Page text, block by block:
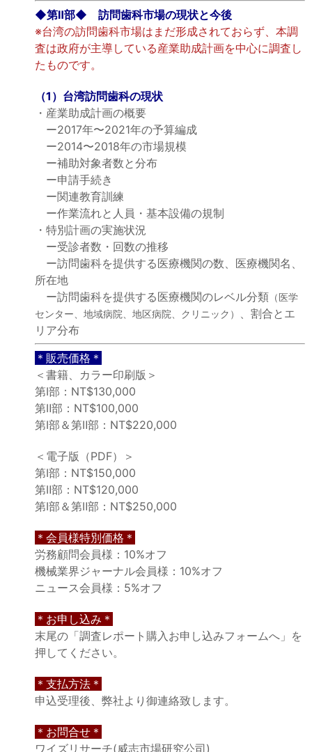
◆第Ⅱ部◆ 訪問歯科市場の現状と今後
※台湾の訪問歯科市場はまだ形成されておらず、本調
査は政府が主導している産業助成計画を中心に調査し
たものです。
（1）台湾訪問歯科の現状
・産業助成計画の概要
ー2017年〜2021年の予算編成
ー2014〜2018年の市場規模
ー補助対象者数と分布
ー申請手続き
ー関連教育訓練
ー作業流れと人員・基本設備の規制
・特別計画の実施状況
ー受診者数・回数の推移
ー訪問歯科を提供する医療機関の数、医療機関名、
所在地
ー訪問歯科を提供する医療機関のレベル分類 （医学
センター、地域病院、地区病院、クリニック）
、割合とエ
リア分布
＊販売価格＊
＜書籍、カラー印刷版＞
第Ⅰ部：NT$130,000
第Ⅱ部：NT$100,000
第Ⅰ部＆第Ⅱ部：NT$220,000
＜電子版（PDF）＞
第Ⅰ部：NT$150,000
第Ⅱ部：NT$120,000
第Ⅰ部＆第Ⅱ部：NT$250,000
＊会員様特別価格＊
労務顧問会員様：10%オフ
機械業界ジャーナル会員様：10%オフ
ニュース会員様：5%オフ
＊お申し込み＊
末尾の「調査レポート購入お申し込みフォームへ」を
押してください。
＊支払方法＊
申込受理後、弊社より御連絡致します。
＊お問合せ＊
ワイズリサーチ(威志市場研究公司)